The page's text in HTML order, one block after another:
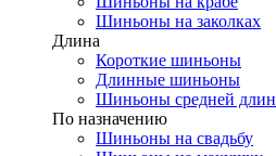
Шиньоны на заколках
Длина
Короткие шиньоны
Длинные шиньоны
Шиньоны средней
По назначению
Шиньоны на свадьбу